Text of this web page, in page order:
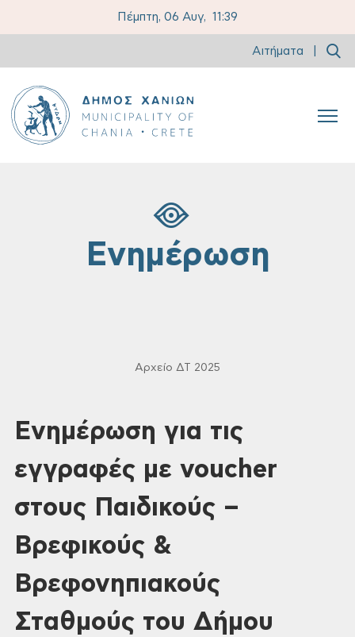
Πέμπτη, 06 Αυγ, 11:39
Αιτήματα
Ενημέρωση
Αρχείο ΔΤ 2025
Ενημέρωση για τις
εγγραφές με voucher
στους Παιδικούς –
Βρεφικούς &
Βρεφονηπιακούς
Σταθμούς του Δήμου